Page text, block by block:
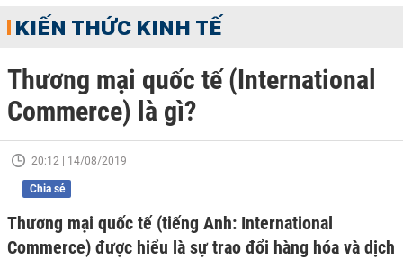
KIẾN THỨC KINH TẾ
Thương mại quốc tế (International
Commerce) là gì?
20:12 | 14/08/2019
Chia sẻ
Thương mại quốc tế (tiếng Anh: International
Commerce) được hiểu là sự trao đổi hàng hóa và dịch